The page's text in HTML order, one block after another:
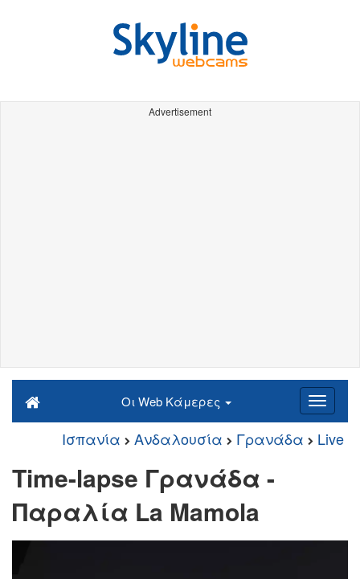
Advertisement
Οι Web Κάμερες
Ισπανία Ανδαλουσία Γρανάδα Live
Time-lapse Γρανάδα -
Παραλία La Mamola